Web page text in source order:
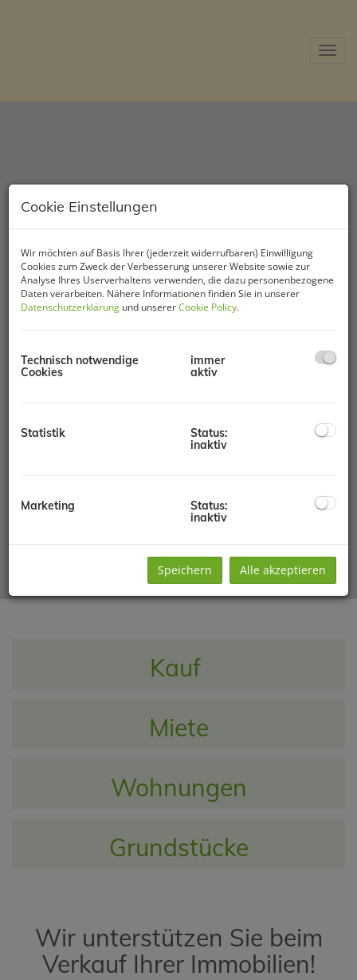
Willkommen bei
Kauf
Miete
Wohnungen
Grundstücke
Wir unterstützen Sie beim
Verkauf Ihrer Immobilien!
Cookie Einstellungen
Wir möchten auf Basis Ihrer (jederzeit widerrufbaren) Einwilligung
Cookies zum Zweck der Verbesserung unserer Website sowie zur
Analyse Ihres Userverhaltens verwenden, die dazu personenbezogene
Daten verarbeiten. Nähere Informationen finden Sie in unserer
Datenschutzerklärung und unsererCookie Policy.
Technisch notwendige
Cookies
immer
aktiv
Statistik
Status:
inaktiv
Marketing
Status:
inaktiv
Speichern Alle akzeptieren